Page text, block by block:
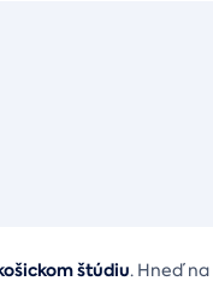
štúdiu. Hneď